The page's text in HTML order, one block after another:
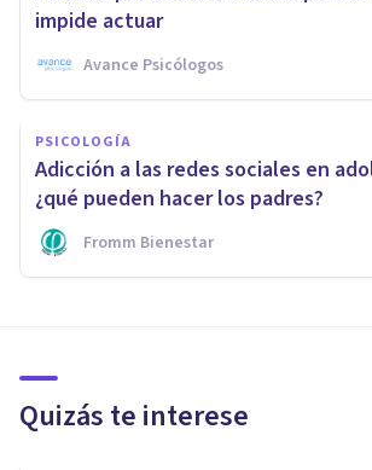
impide actuar
Avance Psicólogos
PSICOLOGÍA
Adicción a las redes sociales en
¿qué pueden hacer los padres?
Fromm Bienestar
Quizás te interese